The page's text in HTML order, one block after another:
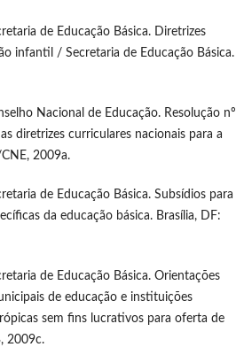
de Educação Básica. Diretrizes
infantil / Secretaria de Educação Básica.
Nacional de Educação. Resolução nº
diretrizes curriculares nacionais para a
2009a.
de Educação Básica. Subsídios para
da educação básica. Brasília, DF:
de Educação Básica. Orientações
de educação e instituições
sem fins lucrativos para oferta de
2009c.